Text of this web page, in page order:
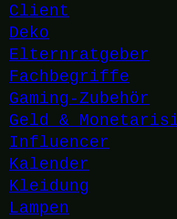
Client
Deko
Elternratgeber
Fachbegriffe
Gaming-Zubehör
Geld &
Influencer
Kalender
Kleidung
Lampen